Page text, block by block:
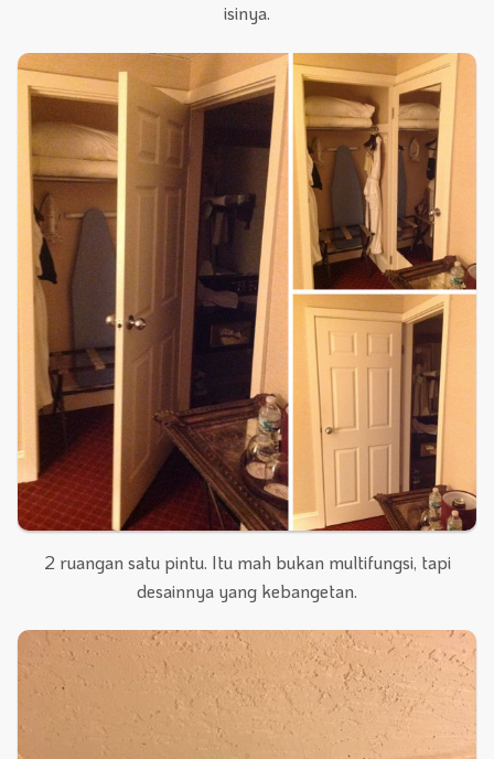
isinya.
2 ruangan satu pintu. Itu mah bukan multifungsi, tapi
desainnya yang kebangetan.